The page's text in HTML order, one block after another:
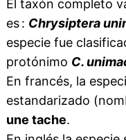
El taxón completo
es : Chrysiptera
especie fue
protónimo C.
En francés, la
estandarizado
une tache.